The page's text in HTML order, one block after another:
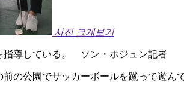
사진 크게보기
指導している。 ソン・ホジュン記者
の公園でサッカーボールを蹴って遊